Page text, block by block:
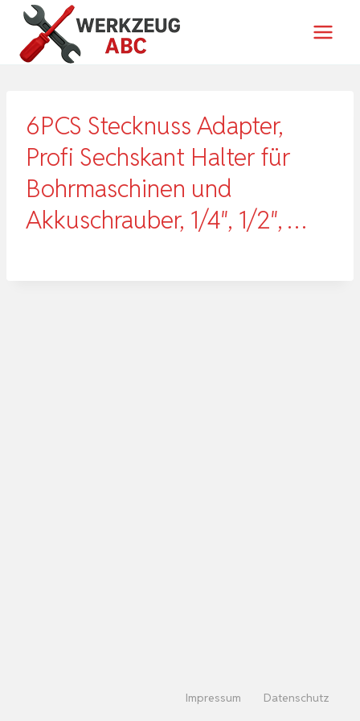
Zum
Inhalt
springen
6PCS Stecknuss Adapter,
Profi Sechskant Halter für
Bohrmaschinen und
Akkuschrauber, 1/4″, 1/2″, …
Impressum Datenschutz